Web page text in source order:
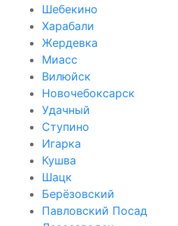
Шебекино
Харабали
Жердевка
Миасс
Вилюйск
Новочебоксарск
Удачный
Ступино
Игарка
Кушва
Шацк
Берёзовский
Павловский Посад